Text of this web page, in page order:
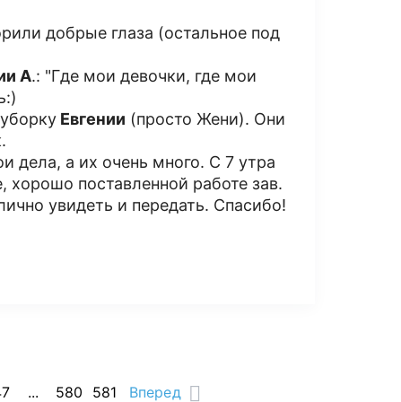
добрые глаза (остальное под
А.: "Где мои девочки, где мои
Евгении (просто Жени). Они
дела, а их очень много. С 7 утра
хорошо поставленной работе зав.
увидеть и передать. Спасибо!
... 580 581 Вперед